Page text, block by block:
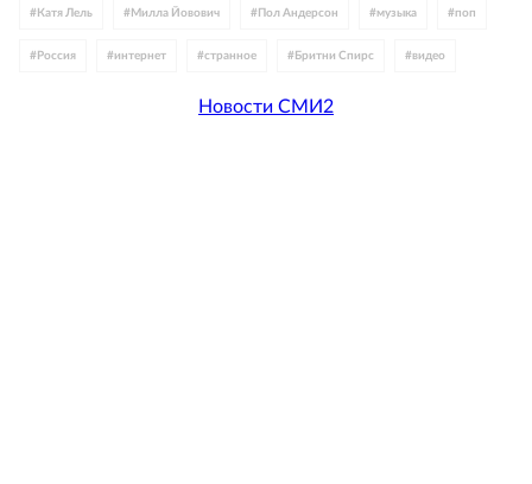
# Катя Лель # Милла Йовович # Пол Андерсон #музыка #поп
# Россия #интернет #странное # Бритни Спирс #видео
Новости СМИ2